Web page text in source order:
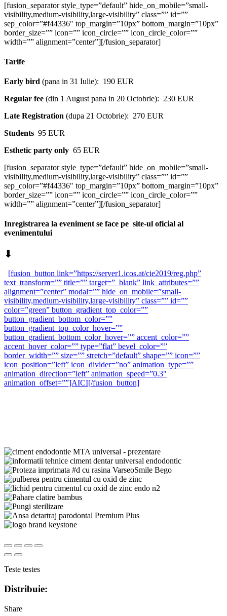
[fusion_separator style_type=”default” hide_on_mobile=”small-
visibility,medium-visibility,large-visibility” class=”” id=””
sep_color=”#f44336″ top_margin=”10px” bottom_margin=”10px”
border_size=”” icon=”” icon_circle=”” icon_circle_color=””
width=”” alignment=”center”][/fusion_separator]
Tarife
Early bird (pana in 31 Iulie): 190 EUR
Regular fee (din 1 August pana in 20 Octobrie): 230 EUR
Late Registration (dupa 21 Octobrie): 270 EUR
Students 95 EUR
Esthetic party only 65 EUR
[fusion_separator style_type=”default” hide_on_mobile=”small-
visibility,medium-visibility,large-visibility” class=”” id=””
sep_color=”#f44336″ top_margin=”10px” bottom_margin=”10px”
border_size=”” icon=”” icon_circle=”” icon_circle_color=””
width=”” alignment=”center”][/fusion_separator]
Inregistrarea la eveniment se face pe site-ul oficial al
evenimentului
⬇
[fusion_button link=”https://server1.icos.at/cie2019/reg.php”
text_transform=”” title=”” target=”_blank” link_attributes=””
alignment=”center” modal=”” hide_on_mobile=”small-
visibility,medium-visibility,large-visibility” class=”” id=””
color=”green” button_gradient_top_color=””
button_gradient_bottom_color=””
button_gradient_top_color_hover=””
button_gradient_bottom_color_hover=”” accent_color=””
accent_hover_color=”” type=”flat” bevel_color=””
border_width=”” size=”” stretch=”default” shape=”” icon=””
icon_position=”left” icon_divider=”no” animation_type=””
animation_direction=”left” animation_speed=”0.3″
animation_offset=””]AICI[/fusion_button]
Teste testes
Distribuie:
Share